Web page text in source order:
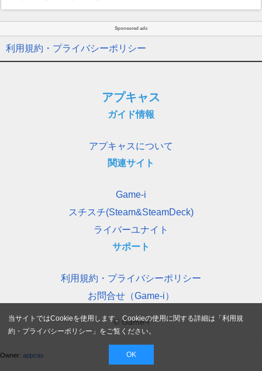
Sponsored ads
利用規約・プライバシーポリシー
アプキャス
ガイド情報
アプキャスについて
関連サイト
Game-i
スチスチ(Steam&SteamDeck)
ライバーユナイト
サポート
利用規約・プライバシーポリシー
お問合せ（Game-i）
© Game-i
Owner: appcas
当サイトではCookieを使用します。Cookieの使用に関する詳細は「利用規
約・プライバシーポリシー 」をご覧ください。
OK